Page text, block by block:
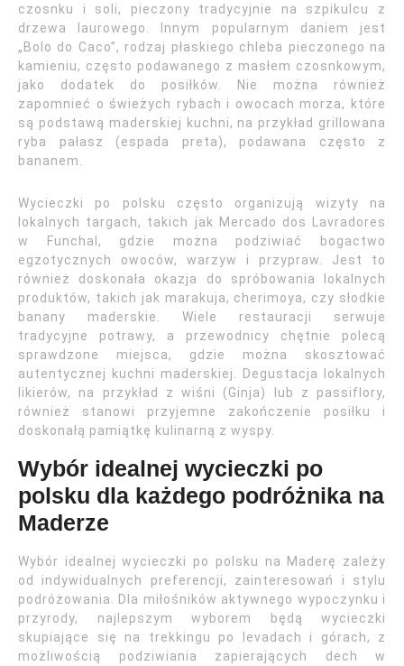
czosnku i soli, pieczony tradycyjnie na szpikulcu z
drzewa laurowego. Innym popularnym daniem jest
„Bolo do Caco”, rodzaj płaskiego chleba pieczonego na
kamieniu, często podawanego z masłem czosnkowym,
jako dodatek do posiłków. Nie można również
zapomnieć o świeżych rybach i owocach morza, które
są podstawą maderskiej kuchni, na przykład grillowana
ryba pałasz (espada preta), podawana często z
bananem.
Wycieczki po polsku często organizują wizyty na
lokalnych targach, takich jak Mercado dos Lavradores
w Funchal, gdzie można podziwiać bogactwo
egzotycznych owoców, warzyw i przypraw. Jest to
również doskonała okazja do spróbowania lokalnych
produktów, takich jak marakuja, cherimoya, czy słodkie
banany maderskie. Wiele restauracji serwuje
tradycyjne potrawy, a przewodnicy chętnie polecą
sprawdzone miejsca, gdzie można skosztować
autentycznej kuchni maderskiej. Degustacja lokalnych
likierów, na przykład z wiśni (Ginja) lub z passiflory,
również stanowi przyjemne zakończenie posiłku i
doskonałą pamiątkę kulinarną z wyspy.
Wybór idealnej wycieczki po
polsku dla każdego podróżnika na
Maderze
Wybór idealnej wycieczki po polsku na Maderę zależy
od indywidualnych preferencji, zainteresowań i stylu
podróżowania. Dla miłośników aktywnego wypoczynku i
przyrody, najlepszym wyborem będą wycieczki
skupiające się na trekkingu po levadach i górach, z
możliwością podziwiania zapierających dech w